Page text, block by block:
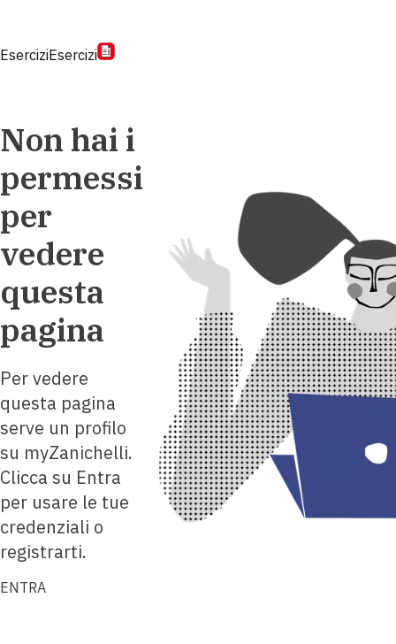
EserciziEsercizi
Non hai i
permessi
per
vedere
questa
pagina
Per vedere
questa pagina
serve un profilo
su myZanichelli.
Clicca su Entra
per usare le tue
credenziali o
registrarti.
ENTRA